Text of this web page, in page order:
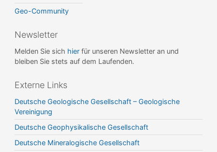
Geo-Community
Newsletter
Melden Sie sich hier für unseren Newsletter an und
bleiben Sie stets auf dem Laufenden.
Externe Links
Deutsche Geologische Gesellschaft – Geologische
Vereinigung
Deutsche Geophysikalische Gesellschaft
Deutsche Mineralogische Gesellschaft